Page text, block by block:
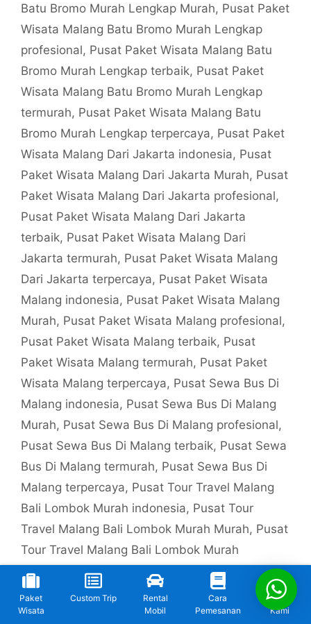
Batu Bromo Murah Lengkap Murah, Pusat Paket
Wisata Malang Batu Bromo Murah Lengkap
profesional, Pusat Paket Wisata Malang Batu
Bromo Murah Lengkap terbaik, Pusat Paket
Wisata Malang Batu Bromo Murah Lengkap
termurah, Pusat Paket Wisata Malang Batu
Bromo Murah Lengkap terpercaya, Pusat Paket
Wisata Malang Dari Jakarta indonesia, Pusat
Paket Wisata Malang Dari Jakarta Murah, Pusat
Paket Wisata Malang Dari Jakarta profesional,
Pusat Paket Wisata Malang Dari Jakarta
terbaik, Pusat Paket Wisata Malang Dari
Jakarta termurah, Pusat Paket Wisata Malang
Dari Jakarta terpercaya, Pusat Paket Wisata
Malang indonesia, Pusat Paket Wisata Malang
Murah, Pusat Paket Wisata Malang profesional,
Pusat Paket Wisata Malang terbaik, Pusat
Paket Wisata Malang termurah, Pusat Paket
Wisata Malang terpercaya, Pusat Sewa Bus Di
Malang indonesia, Pusat Sewa Bus Di Malang
Murah, Pusat Sewa Bus Di Malang profesional,
Pusat Sewa Bus Di Malang terbaik, Pusat Sewa
Bus Di Malang termurah, Pusat Sewa Bus Di
Malang terpercaya, Pusat Tour Travel Malang
Bali Lombok Murah indonesia, Pusat Tour
Travel Malang Bali Lombok Murah Murah, Pusat
Tour Travel Malang Bali Lombok Murah
profesional
,Pusat Tour Travel Malang Bali
Lombok Murah terbaik , Pusat Tour Travel
Malang Bali Lombok Murah termurah,Pusat
Paket
Wisata
Custom Trip
Rental
Mobil
Cara
Pemesanan
Kontak
Kami